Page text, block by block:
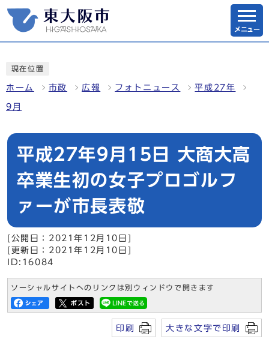
メニュー
現在位置
ホーム 市政 広報 フォトニュース 平成27年
9月
平成27年9月15日 大商大高
卒業生初の女子プロゴルフ
ァーが市長表敬
[公開日：2021年12月10日]
[更新日：2021年12月10日]
ID:16084
ソーシャルサイトへのリンクは別ウィンドウで開きます
印刷 大きな文字で印刷